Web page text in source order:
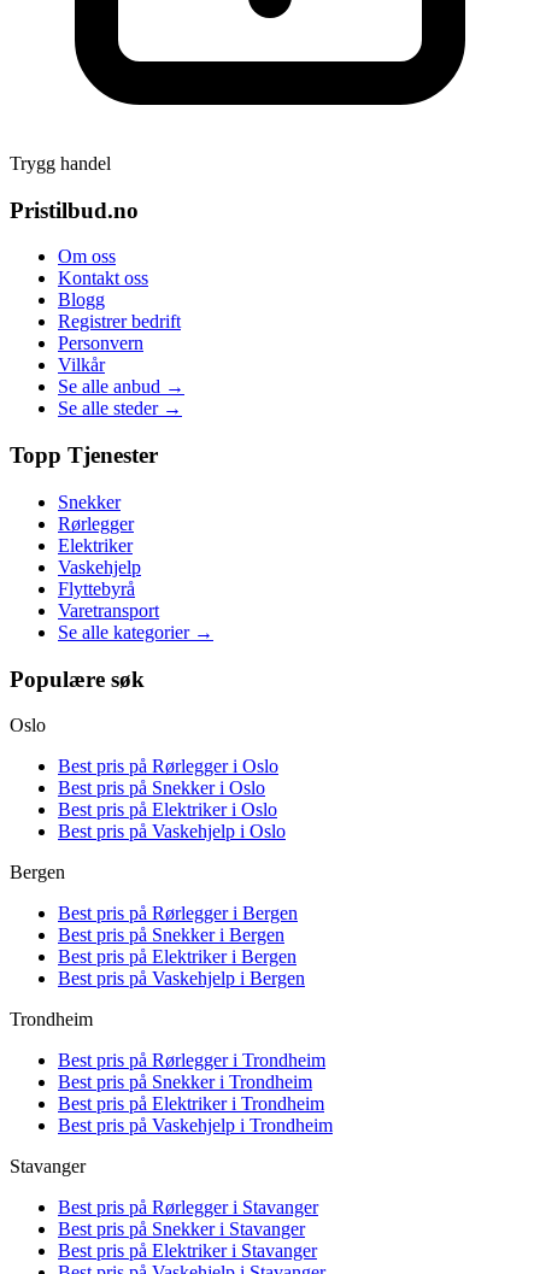
Trygg handel
Pristilbud.no
Om oss
Kontakt oss
Blogg
Registrer bedrift
Personvern
Vilkår
Se alle anbud →
Se alle steder →
Topp Tjenester
Snekker
Rørlegger
Elektriker
Vaskehjelp
Flyttebyrå
Varetransport
Se alle kategorier →
Populære søk
Oslo
Best pris på Rørlegger i Oslo
Best pris på Snekker i Oslo
Best pris på Elektriker i Oslo
Best pris på Vaskehjelp i Oslo
Bergen
Best pris på Rørlegger i Bergen
Best pris på Snekker i Bergen
Best pris på Elektriker i Bergen
Best pris på Vaskehjelp i Bergen
Trondheim
Best pris på Rørlegger i Trondheim
Best pris på Snekker i Trondheim
Best pris på Elektriker i Trondheim
Best pris på Vaskehjelp i Trondheim
Stavanger
Best pris på Rørlegger i Stavanger
Best pris på Snekker i Stavanger
Best pris på Elektriker i Stavanger